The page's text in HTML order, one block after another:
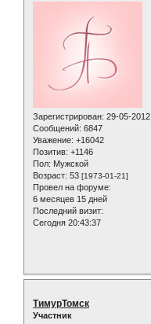
Зарегистрирован: 29-05-2012
Сообщений: 6847
Уважение: +16042
Позитив: +1146
Пол: Мужской
Возраст: 53 [1973-01-21]
Провел на форуме:
6 месяцев 15 дней
Последний визит:
Сегодня 20:43:37
ТимурТомск
Участник